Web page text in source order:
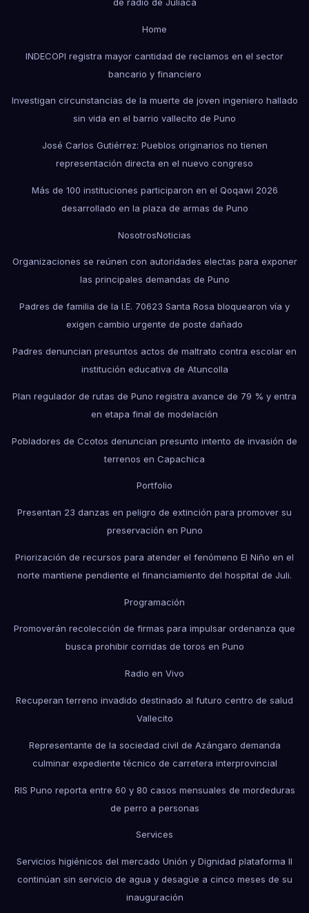
Home
INDECOPI registra mayor cantidad de reclamos en el sector
bancario y financiero
Investigan circunstancias de la muerte de joven ingeniero hallado
sin vida en el barrio vallecito de Puno
José Carlos Gutiérrez: Pueblos originarios no tienen
representación directa en el nuevo congreso
Más de 100 instituciones participaron en el Qoqawi 2026
desarrollado en la plaza de armas de Puno
NosotrosNoticias
Organizaciones se reúnen con autoridades electas para exponer
las principales demandas de Puno
Padres de familia de la I.E. 70623 Santa Rosa bloquearon vía y
exigen cambio urgente de poste dañado
Padres denuncian presuntos actos de maltrato contra escolar en
institución educativa de Atuncolla
Plan regulador de rutas de Puno registra avance de 79 % y entra
en etapa final de modelación
Pobladores de Ccotos denuncian presunto intento de invasión de
terrenos en Capachica
Portfolio
Presentan 23 danzas en peligro de extinción para promover su
preservación en Puno
Priorización de recursos para atender el fenómeno El Niño en el
norte mantiene pendiente el financiamiento del hospital de Juli.
Programación
Promoverán recolección de firmas para impulsar ordenanza que
busca prohibir corridas de toros en Puno
Radio en Vivo
Recuperan terreno invadido destinado al futuro centro de salud
Vallecito
Representante de la sociedad civil de Azángaro demanda
culminar expediente técnico de carretera interprovincial
RIS Puno reporta entre 60 y 80 casos mensuales de mordeduras
de perro a personas
Services
Servicios higiénicos del mercado Unión y Dignidad plataforma II
continúan sin servicio de agua y desagüe a cinco meses de su
inauguración